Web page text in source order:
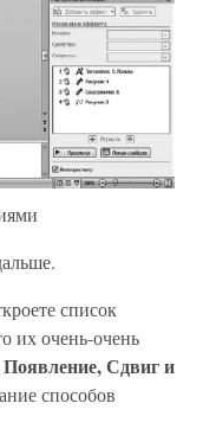
список
их очень-очень
Сдвиг и
способов